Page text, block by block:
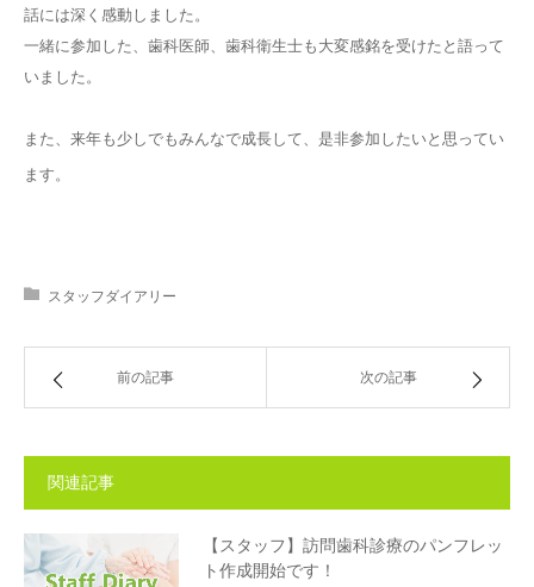
話には深く感動しました。
一緒に参加した、歯科医師、歯科衛生士も大変感銘を受けたと語って
いました。
また、来年も少しでもみんなで成長して、是非参加したいと思ってい
ます。
スタッフダイアリー
前の記事 次の記事
関連記事
【スタッフ】訪問歯科診療のパンフレッ
ト作成開始です！